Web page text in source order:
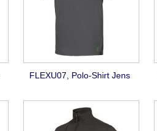
FLEXU07, Polo-Shirt Jens